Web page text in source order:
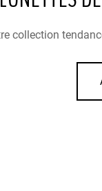
collection